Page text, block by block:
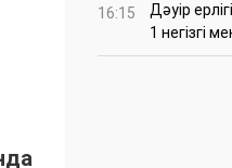
16:15
Дәуір
1 негізгі